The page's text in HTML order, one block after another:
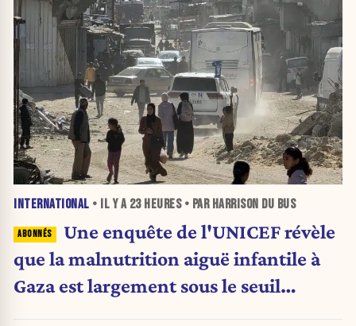
INTERNATIONAL • IL Y A 23 HEURES• PAR HARRISON DU BUS
Une enquête de l'UNICEF révèle
que la malnutrition aiguë infantile à
Gaza est largement sous le seuil